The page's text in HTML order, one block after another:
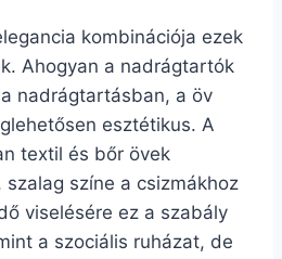
kombinációja ezek
Ahogyan a nadrágtartók
nadrágtartásban, a öv
esztétikus. A
textil és bőr övek
színe a csizmákhoz
viselésére ez a szabály
a szociális ruházat, de